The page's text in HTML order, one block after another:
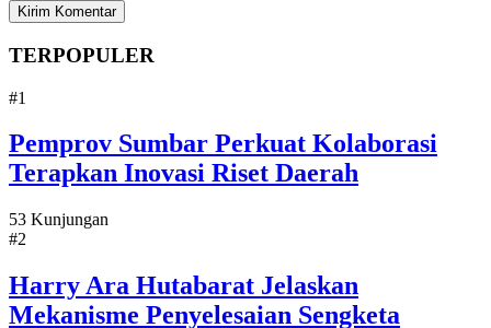
TERPOPULER
#1
Pemprov Sumbar Perkuat Kolaborasi
Terapkan Inovasi Riset Daerah
53 Kunjungan
#2
Harry Ara Hutabarat Jelaskan
Mekanisme Penyelesaian Sengketa